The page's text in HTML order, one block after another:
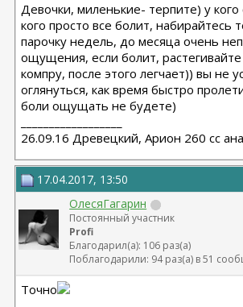
Девочки, миленькие- терпите) у кого
кого просто все болит, набирайтесь
парочку недель, до месяца очень
ощущения, если болит,
компру, после этого легчает)) вы не
оглянуться, как время быстро
боли ощущать не будете)
26.09.16 Древецкий, Арион 260 сс
17.04.2017, 13:50
ОлесяГагарин
Постоянный участник
Profi
Благодарил(а): 106 раз(а)
Поблагодарили: 94 раз(а) в 51
Точно